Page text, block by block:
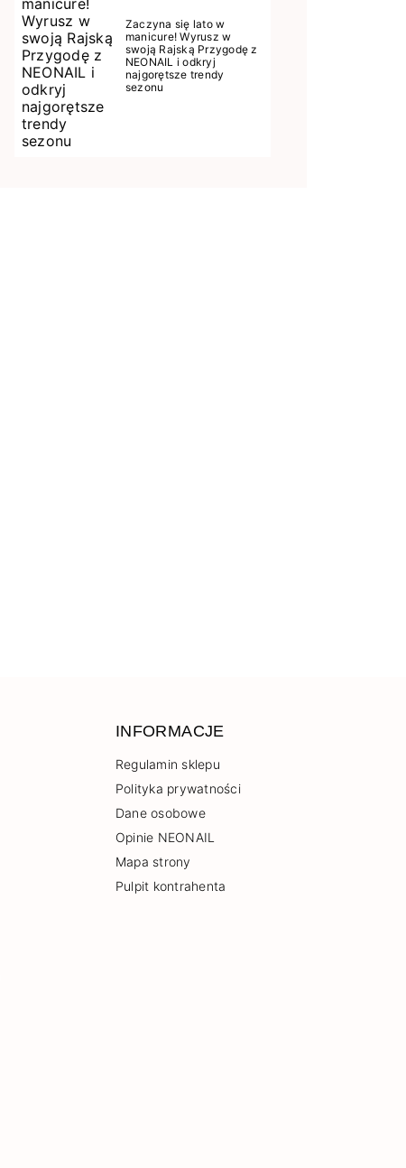
Zaczyna się lato w
manicure! Wyrusz w
swoją Rajską Przygodę z
NEONAIL i odkryj
najgorętsze trendy
sezonu
INFORMACJE
Regulamin sklepu
Polityka prywatności
Dane osobowe
Opinie NEONAIL
Mapa strony
Pulpit kontrahenta